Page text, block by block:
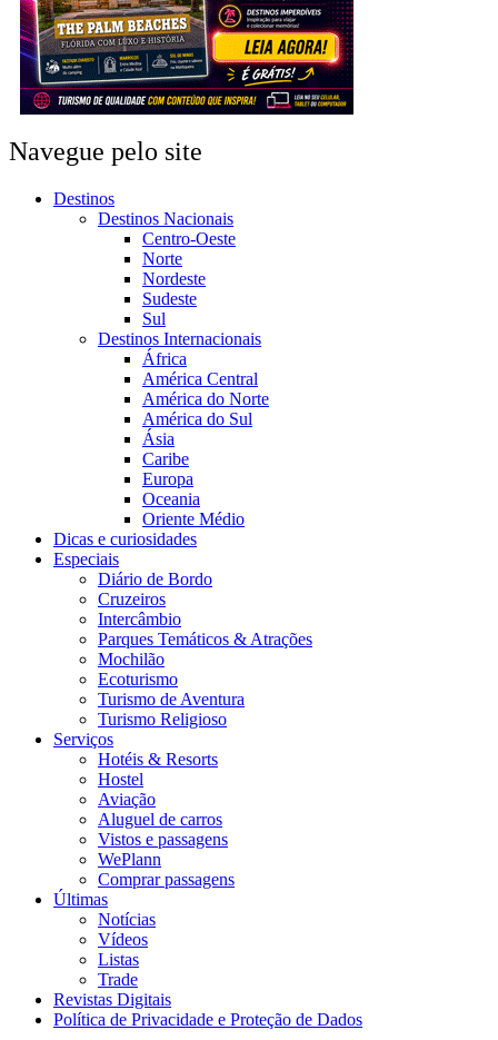
Navegue pelo site
Destinos
Destinos Nacionais
Centro-Oeste
Norte
Nordeste
Sudeste
Sul
Destinos Internacionais
África
América Central
América do Norte
América do Sul
Ásia
Caribe
Europa
Oceania
Oriente Médio
Dicas e curiosidades
Especiais
Diário de Bordo
Cruzeiros
Intercâmbio
Parques Temáticos & Atrações
Mochilão
Ecoturismo
Turismo de Aventura
Turismo Religioso
Serviços
Hotéis & Resorts
Hostel
Aviação
Aluguel de carros
Vistos e passagens
WePlann
Comprar passagens
Últimas
Notícias
Vídeos
Listas
Trade
Revistas Digitais
Política de Privacidade e Proteção de Dados